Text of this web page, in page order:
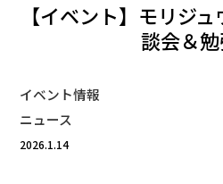
【イベント】モリジ
談会＆
イベント情報
ニュース
2026.1.14